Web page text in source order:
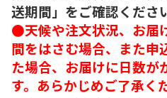
送期間」をご確認くださ
●天候や注文状況、お届
間をはさむ場合、また申
た場合、お届けに日数が
す。あらかじめご了承く